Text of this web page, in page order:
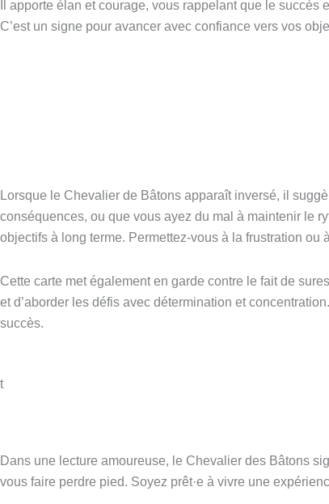
Il apporte élan et courage, vous rappelant que le
C’est un signe pour avancer avec confiance vers vos
Lorsque le Chevalier de Bâtons apparaît inversé, il
conséquences, ou que vous ayez du mal à maintenir le
objectifs à long terme. Permettez-vous à la frustration ou
Cette carte met également en garde contre le fait de
et d’aborder les défis avec détermination et
succès.
t
Dans une lecture amoureuse, le Chevalier des Bâtons
vous faire perdre pied. Soyez prêt·e à vivre une